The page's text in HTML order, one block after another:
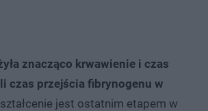
znacząco krwawienie i czas
czas przejścia fibrynogenu w
jest ostatnim etapem w